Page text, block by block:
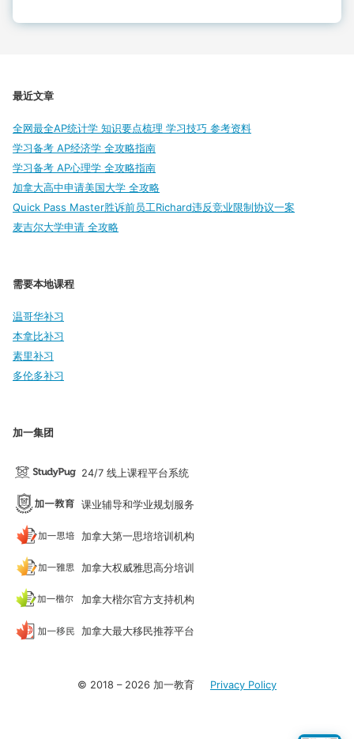
最近文章
全网最全AP统计学 知识要点梳理 学习技巧 参考资料
学习备考 AP经济学 全攻略指南
学习备考 AP心理学 全攻略指南
加拿大高中申请美国大学 全攻略
Quick Pass Master胜诉前员工Richard违反竞业限制协议一案
麦吉尔大学申请 全攻略
需要本地课程
温哥华补习
本拿比补习
素里补习
多伦多补习
加一集团
24/7 线上课程平台系统
课业辅导和学业规划服务
加拿大第一思培培训机构
加拿大权威雅思高分培训
加拿大楷尔官方支持机构
加拿大最大移民推荐平台
© 2018 – 2026 加一教育 Privacy Policy